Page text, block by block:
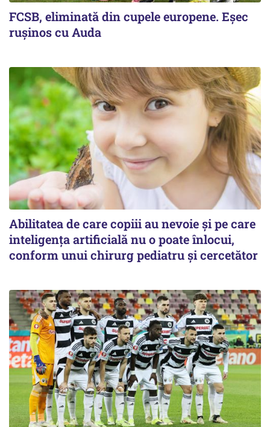
FCSB, eliminată din cupele europene. Eşec
ruşinos cu Auda
Abilitatea de care copiii au nevoie și pe care
inteligența artificială nu o poate înlocui,
conform unui chirurg pediatru și cercetător